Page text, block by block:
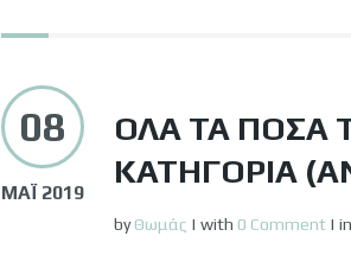
08
ΜΆΙ 2019
ΌΛΑ ΤΑ ΠΟΣΆ
ΚΑΤΗΓΟΡΊΑ
byΘωμάς | with 0 Comment | in